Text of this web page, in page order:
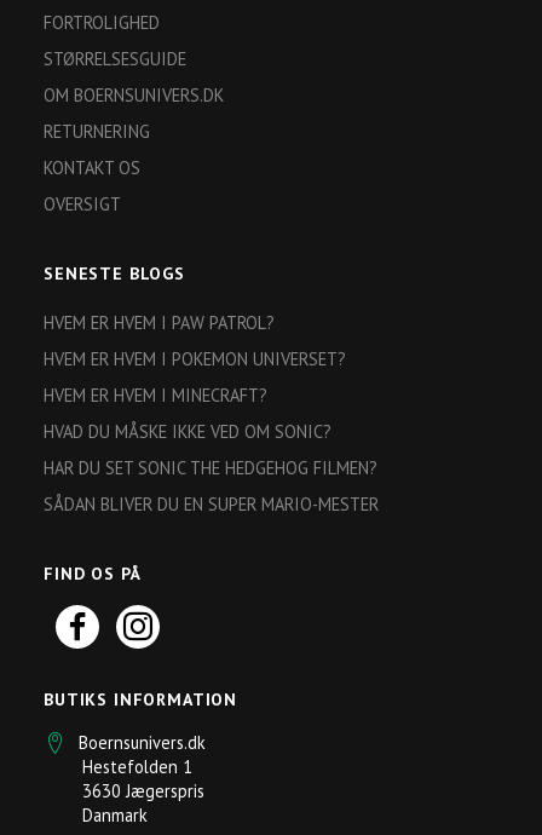
FORTROLIGHED
STØRRELSESGUIDE
OM BOERNSUNIVERS.DK
RETURNERING
KONTAKT OS
OVERSIGT
SENESTE BLOGS
HVEM ER HVEM I PAW PATROL?
HVEM ER HVEM I POKEMON UNIVERSET?
HVEM ER HVEM I MINECRAFT?
HVAD DU MÅSKE IKKE VED OM SONIC?
HAR DU SET SONIC THE HEDGEHOG FILMEN?
SÅDAN BLIVER DU EN SUPER MARIO-MESTER
FIND OS PÅ
BUTIKS INFORMATION
Boernsunivers.dk
Hestefolden 1
3630 Jægerspris
Danmark